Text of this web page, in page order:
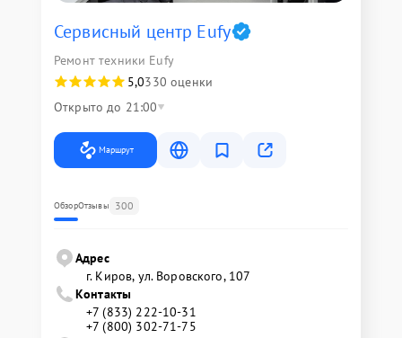
Сервисный центр Eufy
Ремонт техники Eufy
5,0330 оценки
Открыто до 21:00
Маршрут
ОбзорОтзывы 300
Адрес
г. Киров, ул. Воровского, 107
Контакты
+7 (833) 222-10-31
+7 (800) 302-71-75